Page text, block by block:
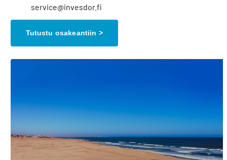
service@invesdor.fi
Tutustu osakeantiin >